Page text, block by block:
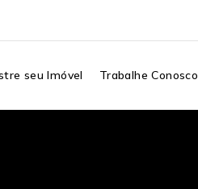
seu Imóvel Trabalhe Conosco